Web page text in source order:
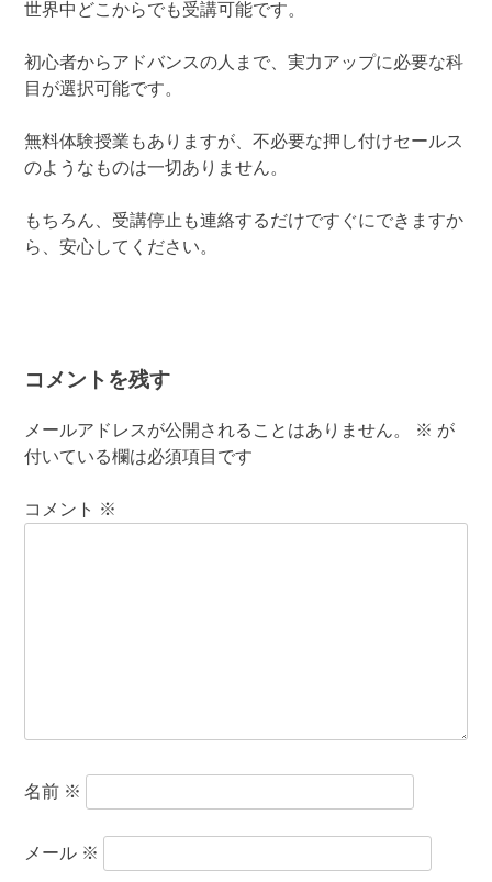
世界中どこからでも受講可能です。
初心者からアドバンスの人まで、実力アップに必要な科
目が選択可能です。
無料体験授業もありますが、不必要な押し付けセールス
のようなものは一切ありません。
もちろん、受講停止も連絡するだけですぐにできますか
ら、安心してください。
コメントを残す
メールアドレスが公開されることはありません。 ※ が
付いている欄は必須項目です
コメント ※
名前 ※
メール ※